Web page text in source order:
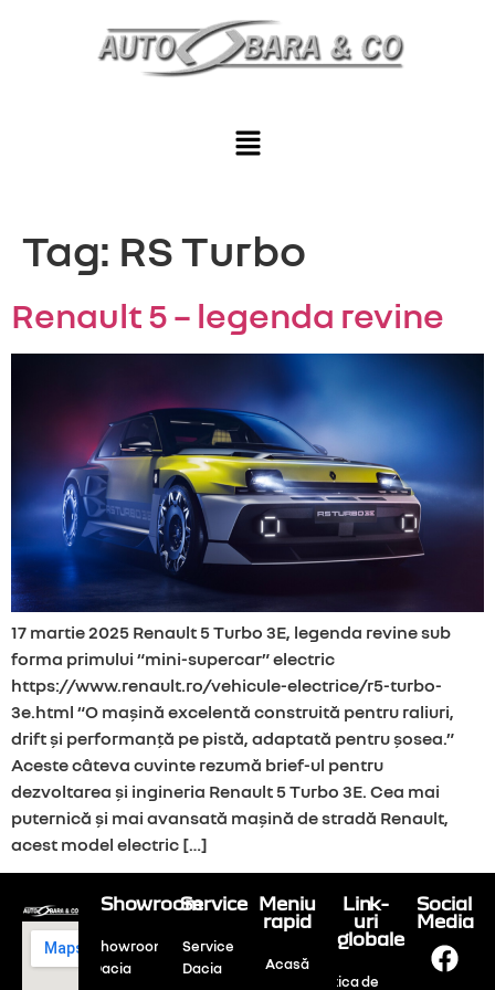
Tag: RS Turbo
Renault 5 – legenda revine
17 martie 2025 Renault 5 Turbo 3E, legenda revine sub
forma primului “mini-supercar” electric
https://www.renault.ro/vehicule-electrice/r5-turbo-
3e.html “O mașină excelentă construită pentru raliuri,
drift și performanță pe pistă, adaptată pentru șosea.”
Aceste câteva cuvinte rezumă brief-ul pentru
dezvoltarea și ingineria Renault 5 Turbo 3E. Cea mai
puternică și mai avansată mașină de stradă Renault,
acest model electric […]
Showroom
Showroom
Dacia
Service
Service
Dacia
Meniu
rapid
Acasă
Link-
uri
globale
Politica de
Social
Media